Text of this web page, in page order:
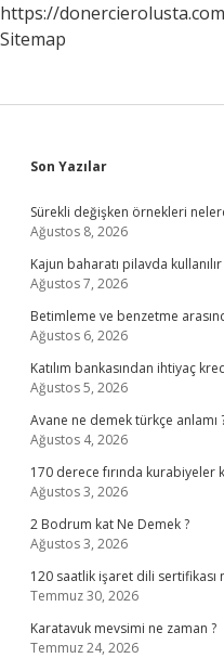
https://
Sitemap
Sidebar
Son Yazılar
Sürekli değişken örnekleri
Ağustos 8, 2026
Kajun baharatı pilavda kullanılır
Ağustos 7, 2026
Betimleme ve benzetme
Ağustos 6, 2026
Katılım bankasından ihtiyaç
Ağustos 5, 2026
Avane ne demek türkçe anlamı
Ağustos 4, 2026
170 derece fırında kurabiyeler
Ağustos 3, 2026
2 Bodrum kat Ne Demek ?
Ağustos 3, 2026
120 saatlik işaret dili sertifikası
Temmuz 30, 2026
Karatavuk mevsimi ne zaman ?
Temmuz 24, 2026